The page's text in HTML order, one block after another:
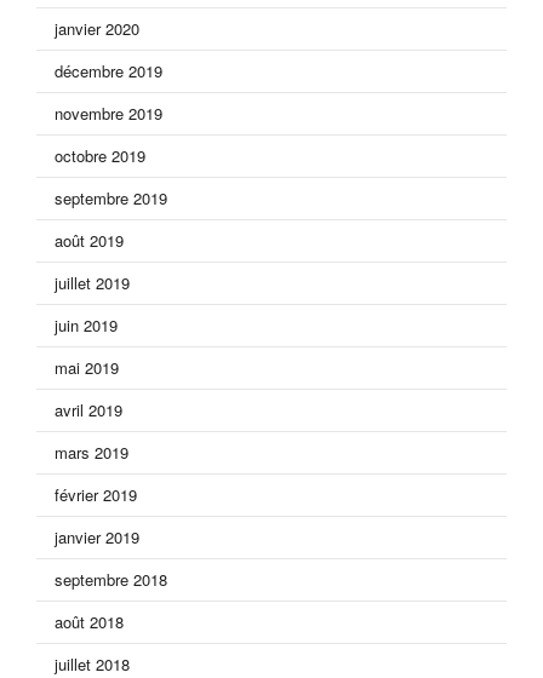
janvier 2020
décembre 2019
novembre 2019
octobre 2019
septembre 2019
août 2019
juillet 2019
juin 2019
mai 2019
avril 2019
mars 2019
février 2019
janvier 2019
septembre 2018
août 2018
juillet 2018